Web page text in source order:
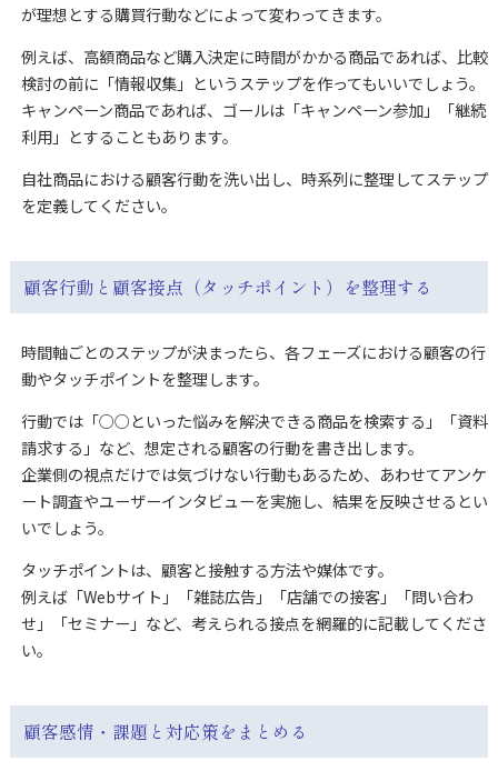
が理想とする購買行動などによって変わってきます。
例えば、高額商品など購入決定に時間がかかる商品であれば、比較
検討の前に「情報収集」というステップを作ってもいいでしょう。
キャンペーン商品であれば、ゴールは「キャンペーン参加」「継続
利用」とすることもあります。
自社商品における顧客行動を洗い出し、時系列に整理してステップ
を定義してください。
顧客行動と顧客接点（タッチポイント）を整理する
時間軸ごとのステップが決まったら、各フェーズにおける顧客の行
動やタッチポイントを整理します。
行動では「○○といった悩みを解決できる商品を検索する」「資料
請求する」など、想定される顧客の行動を書き出します。
企業側の視点だけでは気づけない行動もあるため、あわせてアンケ
ート調査やユーザーインタビューを実施し、結果を反映させるとい
いでしょう。
タッチポイントは、顧客と接触する方法や媒体です。
例えば「Webサイト」「雑誌広告」「店舗での接客」「問い合わ
せ」「セミナー」など、考えられる接点を網羅的に記載してくださ
い。
顧客感情・課題と対応策をまとめる